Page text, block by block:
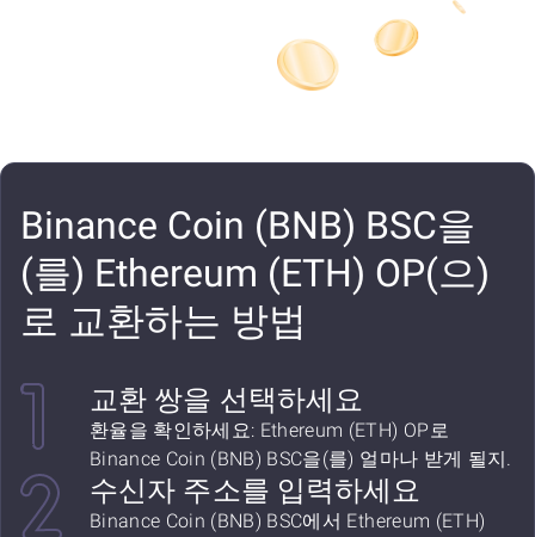
Binance Coin (BNB) BSC을
(를) Ethereum (ETH) OP(으)
로 교환하는 방법
교환 쌍을 선택하세요
환율을 확인하세요: Ethereum (ETH) OP로
Binance Coin (BNB) BSC을(를) 얼마나 받게 될지.
수신자 주소를 입력하세요
Binance Coin (BNB) BSC에서 Ethereum (ETH)